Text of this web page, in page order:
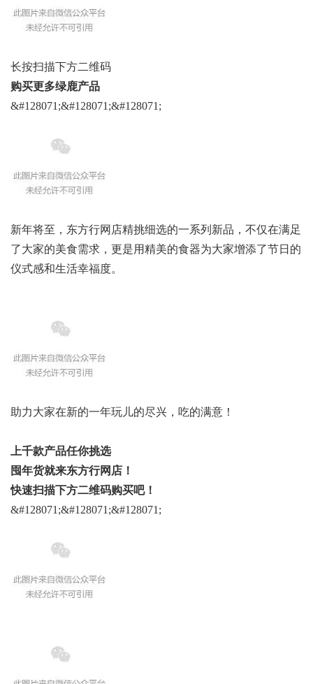
长按扫描下方二维码
购买更多绿鹿产品
&#128071;&#128071;&#128071;
新年将至，东方行网店精挑细选的一系列新品，不仅在满足
了大家的美食需求，更是用精美的食器为大家增添了节日的
仪式感和生活幸福度。
助力大家在新的一年玩儿的尽兴，吃的满意！
上千款产品任你挑选
囤年货就来东方行网店！
快速扫描下方二维码购买吧！
&#128071;&#128071;&#128071;